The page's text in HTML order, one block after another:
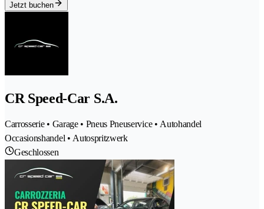
Jetzt buchen
CR Speed-Car S.A.
Carrosserie • Garage • Pneus Pneuservice • Autohandel
Occasionshandel • Autospritzwerk
Geschlossen